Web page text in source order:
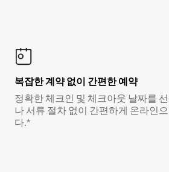
복잡한 계약 없이 간편한 예약
정확한 체크인 및 체크아웃 날짜를
나 서류 절차 없이 간편하게 온라인
다.*